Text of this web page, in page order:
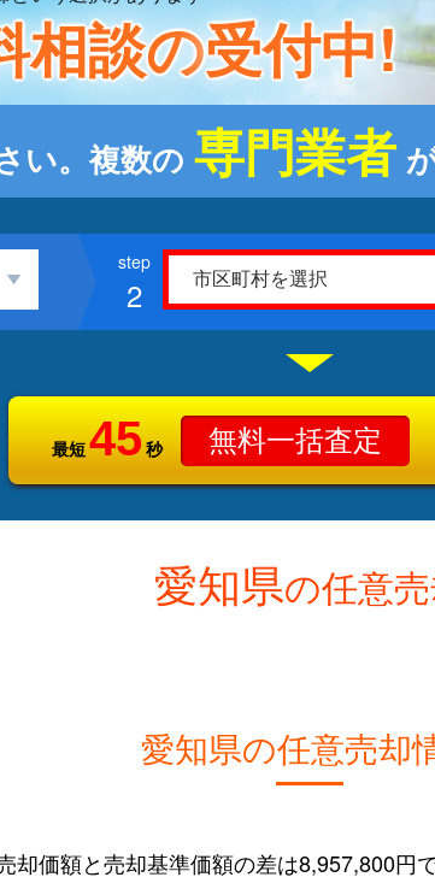
相談の受付中!
い。複数の 専門業者
2
最短45 秒 無料一括査定
愛知県の任意
愛知県の任意売却
却価額と売却基準価額の差は8,957,800円